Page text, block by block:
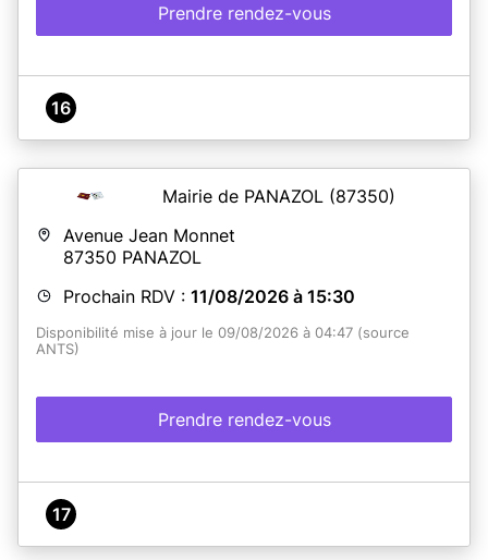
Prendre rendez-vous
16
Mairie de PANAZOL (87350)
Avenue Jean Monnet
87350 PANAZOL
Prochain RDV : 11/08/2026 à 15:30
Disponibilité mise à jour le 09/08/2026 à 04:47 (source
ANTS)
Prendre rendez-vous
17